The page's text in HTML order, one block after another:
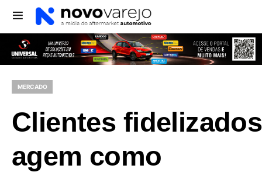
MERCADO
Clientes fidelizados
agem como